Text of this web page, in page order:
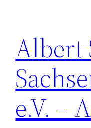
springen
Albert
e.V. –